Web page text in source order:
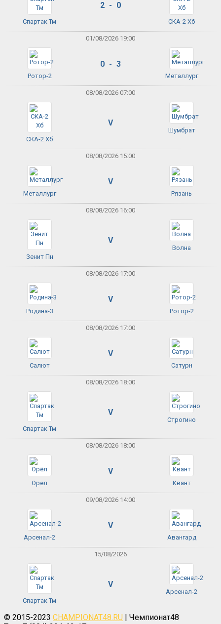
Спартак Тм
2 - 0
СКА-2 Хб
01/08/2026 19:00
Ротор-2
0 - 3
Металлург
08/08/2026 07:00
СКА-2 Хб
V
Шумбрат
08/08/2026 15:00
Металлург
V
Рязань
08/08/2026 16:00
Зенит Пн
V
Волна
08/08/2026 17:00
Родина-3
V
Ротор-2
08/08/2026 17:00
Салют
V
Сатурн
08/08/2026 18:00
Спартак Тм
V
Строгино
08/08/2026 18:00
Орёл
V
Квант
09/08/2026 14:00
Арсенал-2
V
Авангард
15/08/2026
Спартак Тм
V
Арсенал-2
© 2015-2023 CHAMPIONAT48.RU | Чемпионат48